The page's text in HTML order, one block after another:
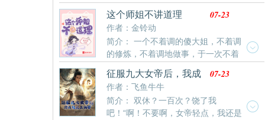
一位没什么大志的重生者在残酷的修仙界慢慢成长。
【家族流】【凡人流】 各位书友要是觉得《云灵仙路》
还不错的话请不要忘记向您QQ群和微博里的朋友推荐
哦！
这个师姐不讲道理
作者：金铃动
07-23
简介： 一个不着调的傻大姐，不着调
的修炼，不着调地做事，于一次不着
调地偷吃师姑的小仙鹤，被母亲追打，却获得了先天道
宝，符塔。于是，不着调的许平安成为了人族之光。
征服九大女帝后，我成
就无上仙帝！
作者：飞鱼牛牛
07-23
简介： 双休？一百次？饶了我
吧！“啊！不要啊，女帝轻点，我还是